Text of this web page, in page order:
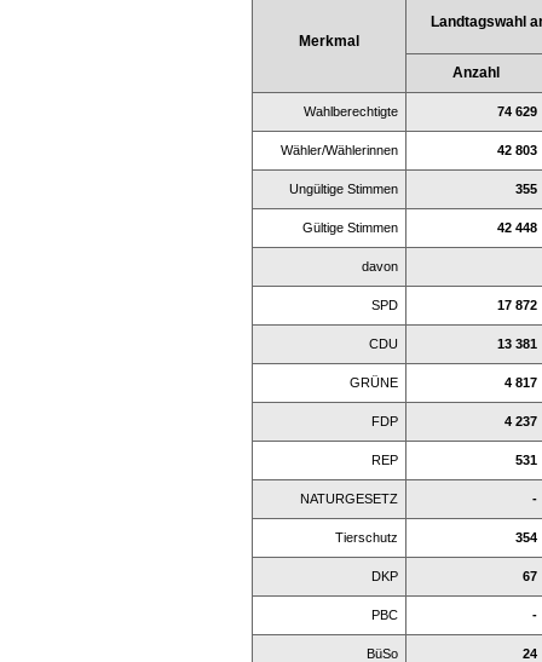
Merkmal
Landtagswahl
Anzahl
Wahlberechtigte 74 629
Wähler/Wählerinnen 42 803
Ungültige Stimmen 355
Gültige Stimmen 42 448
davon
SPD 17 872
CDU 13 381
GRÜNE 4 817
FDP 4 237
REP 531
NATURGESETZ -
Tierschutz 354
DKP 67
PBC -
BüSo 24